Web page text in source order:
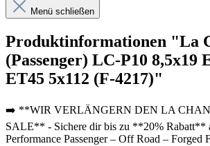
Menü schließen
Produktinformationen "La
(Passenger) LC-P10 8,5x19
ET45 5x112 (F-4217)"
➡️ **WIR VERLÄNGERN DEN LA
SALE** - Sichere dir bis zu **20% Rabatt**
Performance Passenger – Off Road – Forged